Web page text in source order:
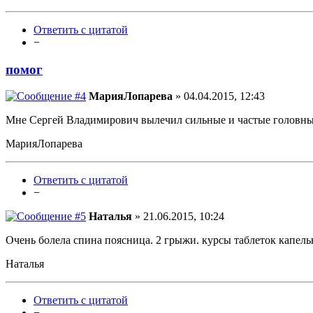
Ответить с цитатой
−
помог
МарияЛопарева » 04.04.2015, 12:43
Мне Сергей Владимирович вылечил сильные и частые
МарияЛопарева
Ответить с цитатой
−
Наталья » 21.06.2015, 10:24
Очень болела спина поясница. 2 грыжи. курсы таблеток
Наталья
Ответить с цитатой